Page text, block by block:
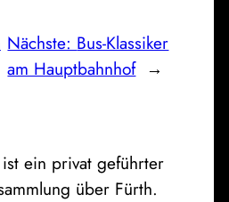
Nächste: Bus-Klassiker
am Hauptbahnhof →
ein privat geführter
über Fürth.